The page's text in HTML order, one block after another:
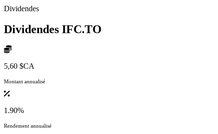
Dividendes
Dividendes IFC.TO
5,60 $CA
Montant annualisé
1.90%
Rendement annualisé